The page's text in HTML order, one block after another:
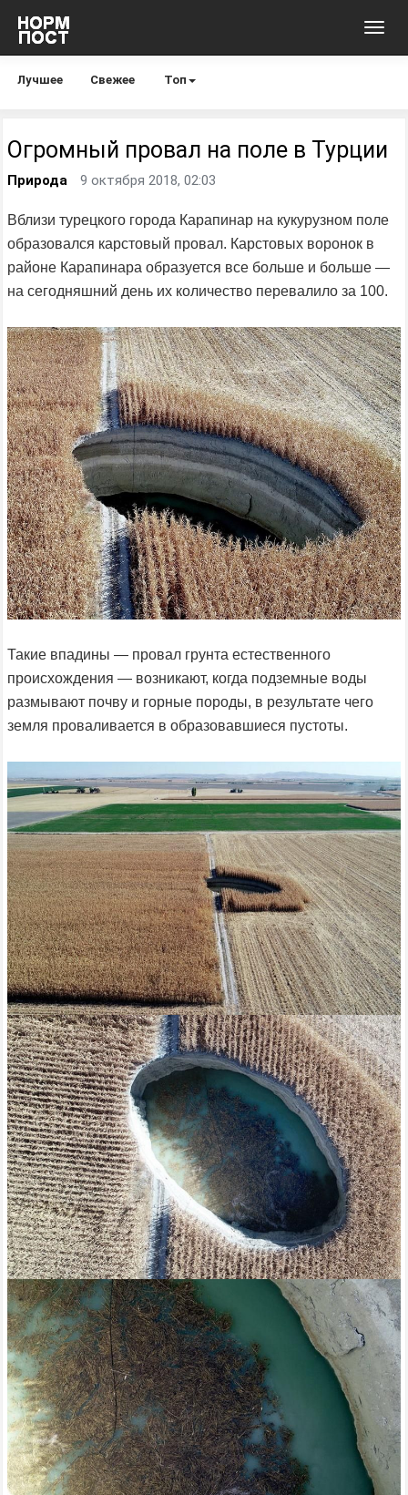
Лучшее Свежее Топ
Огромный провал на поле в Турции
Природа 9 октября 2018, 02:03
Вблизи турецкого города Карапинар на кукурузном поле
образовался карстовый провал. Карстовых воронок в
районе Карапинара образуется все больше и больше —
на сегодняшний день их количество перевалило за 100.
Такие впадины — провал грунта естественного
происхождения — возникают, когда подземные воды
размывают почву и горные породы, в результате чего
земля проваливается в образовавшиеся пустоты.